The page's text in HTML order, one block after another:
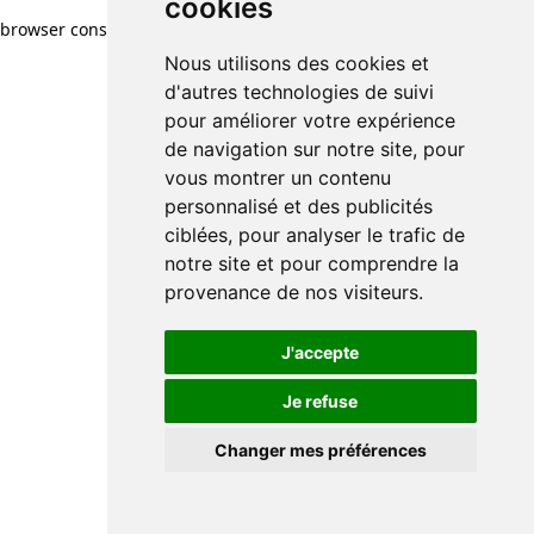
cookies
Nous utilisons des cookies et
d'autres technologies de suivi
pour améliorer votre expérience
de navigation sur notre site, pour
vous montrer un contenu
personnalisé et des publicités
ciblées, pour analyser le trafic de
notre site et pour comprendre la
provenance de nos visiteurs.
J'accepte
Je refuse
Changer mes préférences
browser console for more information)